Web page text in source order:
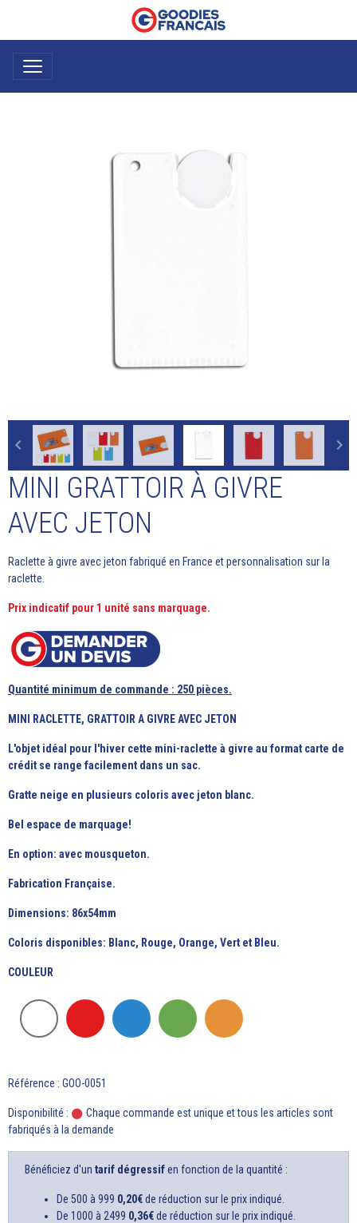
MINI GRATTOIR À GIVRE
AVEC JETON
Raclette à givre avec jeton fabriqué en France et personnalisation sur la
raclette.
Prix indicatif pour 1 unité sans marquage.
Quantité minimum de commande : 250 pièces.
MINI RACLETTE, GRATTOIR A GIVRE AVEC JETON
L'objet idéal pour l'hiver cette mini-raclette à givre au format carte de
crédit se range facilement dans un sac.
Gratte neige en plusieurs coloris avec jeton blanc.
Bel espace de marquage!
En option: avec mousqueton.
Fabrication Française.
Dimensions: 86x54mm
Coloris disponibles: Blanc, Rouge, Orange, Vert et Bleu.
COULEUR
Référence : GOO-0051
Disponibilité :
Chaque commande est unique et tous les articles sont
fabriqués à la demande
Bénéficiez d'un tarif dégressifen fonction de la quantité :
De 500 à 999 0,20€de réduction sur le prix indiqué.
De 1000 à 2499 0,36€de réduction sur le prix indiqué.